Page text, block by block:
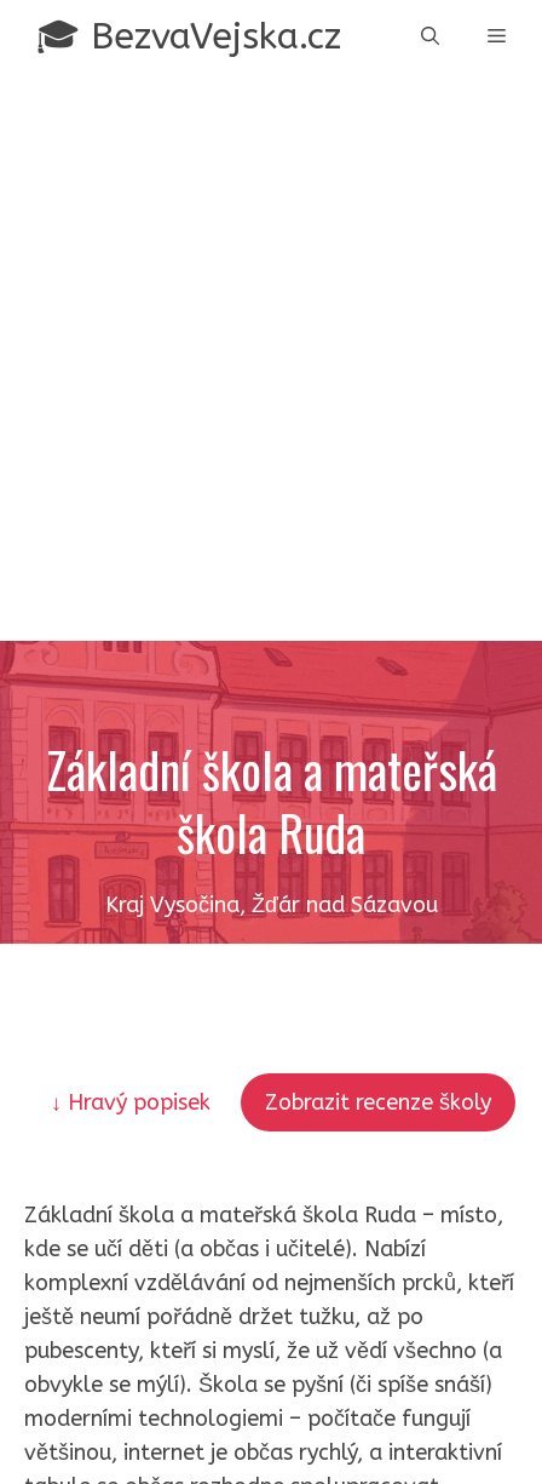
Přeskočit🎓 BezvaVejska.cz
Základní škola a mateřská
škola Ruda
Kraj Vysočina, Žďár nad Sázavou
↓ Hravý popisek Zobrazit recenze školy
Základní škola a mateřská škola Ruda – místo,
kde se učí děti (a občas i učitelé). Nabízí
komplexní vzdělávání od nejmenších prcků, kteří
ještě neumí pořádně držet tužku, až po
pubescenty, kteří si myslí, že už vědí všechno (a
obvykle se mýlí). Škola se pyšní (či spíše snáší)
moderními technologiemi – počítače fungují
většinou, internet je občas rychlý, a interaktivní